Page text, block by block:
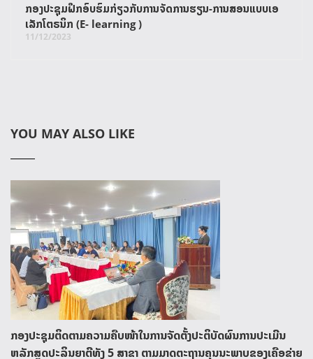
ກອງປະຊຸມຝຶກອົບຮົມກ່ຽວກັບການຈັດການຮຽນ-ການສອນແບບເອ
ເລັກໂຕຣນິກ (E- learning )
11/12/2023
YOU MAY ALSO LIKE
ກອງປະຊຸມຕິດຕາມຄວາມຄືບໜ້າໃນການຈັດຕັ້ງປະຕິບັດຜົນການປະເມີນ
ຫລັກສູດປະລິນຍາຕີທັງ 5 ສາຂາ ຕາມມາດຕະຖານຄຸນນະພາບຂອງເຄືອຂ່າຍ